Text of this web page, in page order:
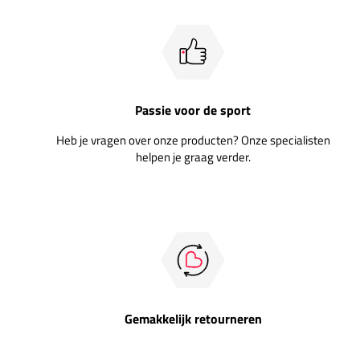
Passie voor de sport
Heb je vragen over onze producten? Onze specialisten
helpen je graag verder.
Gemakkelijk retourneren